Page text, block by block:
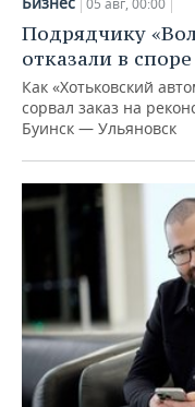
Подрядчику
отказали в
Как «Хотьковский
сорвал заказ на
Буинск — Ульяновск